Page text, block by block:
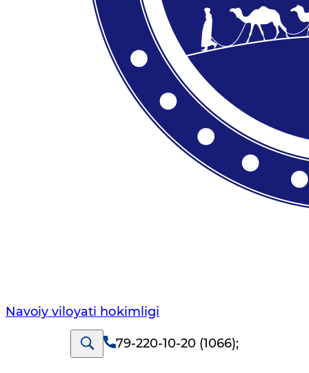
Navoiy vilоyati hоkimligi
79-220-10-20 (1066);